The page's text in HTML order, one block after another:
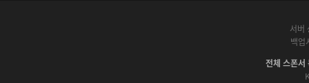
서버
백업
전체 스폰서